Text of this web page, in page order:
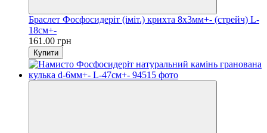
Браслет Фосфосидеріт (іміт.) крихта 8х3мм+- (стрейч) L-
18см+-
161.00 грн
Купити